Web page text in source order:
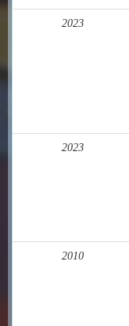
2023
2023
2010